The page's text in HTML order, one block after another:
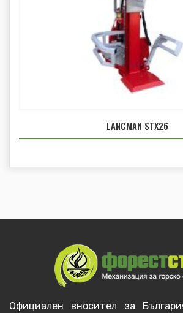
LANCMAN STX26
Официален вносител за